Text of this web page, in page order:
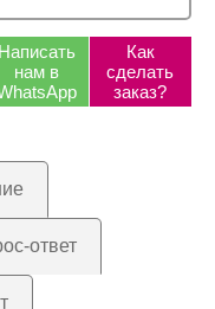
Написать
нам в
Как
сделать
заказ?
ответ